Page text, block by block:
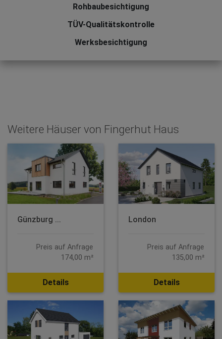
Rohbaubesichtigung
TÜV-Qualitätskontrolle
Werksbesichtigung
Weitere Häuser von Fingerhut Haus
Günzburg ...
Preis auf Anfrage
174,00 m²
Details
London
Preis auf Anfrage
135,00 m²
Details